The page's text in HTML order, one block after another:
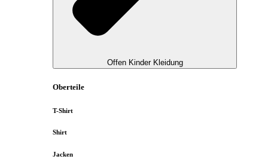
Offen Kinder Kleidung
Oberteile
T-Shirt
Shirt
Jacken